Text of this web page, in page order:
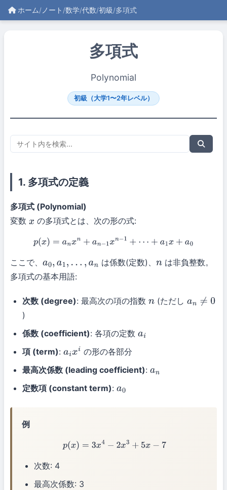
ホーム/ ノート /数学/代数/初級/多項式
多項式
Polynomial
初級（大学1〜2年レベル）
1. 多項式の定義
多項式 (Polynomial)
変数 x の多項式とは、次の形の式:
p (x)=anxn +an− 1xn−1 +⋯ + a 1x+a0
ここで、 a0, a1,… ,an は係数(定数)、n は非負整数。
多項式の基本用語:
次数 (degree): 最高次の項の指数 n(ただし an≠0
)
係数 (coefficient): 各項の定数 ai
項 (term): aixi
の形の各部分
最高次係数 (leading coefficient): an
定数項 (constant term): a0
例
p(x )=3x 4− 2x3+5x−7
次数: 4
最高次係数: 3